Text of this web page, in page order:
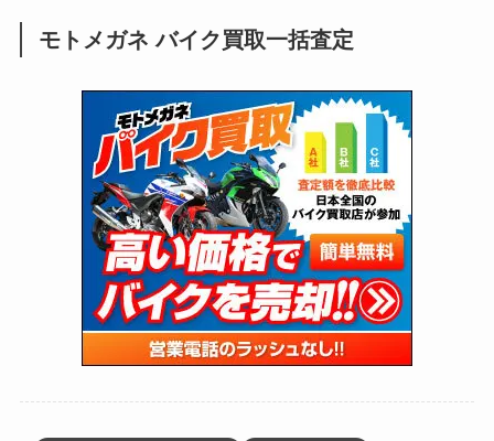
(31)
(51)
(34)
(5)
(12)
(63)
(109)
(24)
(16)
(25)
(24)
(47)
(15)
(5)
(64)
(16)
(62)
(4)
(6)
(17)
(5)
(249)
(12)
(131)
(38)
(131)
(167)
(85)
(21)
(61)
(171)
(98)
(13)
(60)
(274)
(171)
(38)
(47)
(59)
(66)
(16)
(141)
(255)
(204)
(1,141)
(166)
(23)
(33)
(34)
(35)
(41)
(415)
(16)
(137)
(73)
(2,744)
(126)
(170)
(171)
(118)
(27)
(1,605)
(147)
(13)
(19)
(12)
(16)
モトメガネ バイク買取一括査定